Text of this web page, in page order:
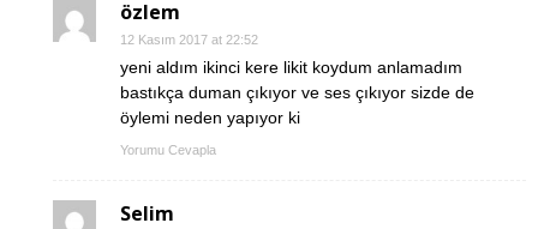
özlem
12 Kasım 2017 at 22:52
yeni aldım ikinci kere likit koydum anlamadım
bastıkça duman çıkıyor ve ses çıkıyor sizde de
öylemi neden yapıyor ki
Yorumu Cevapla
Selim